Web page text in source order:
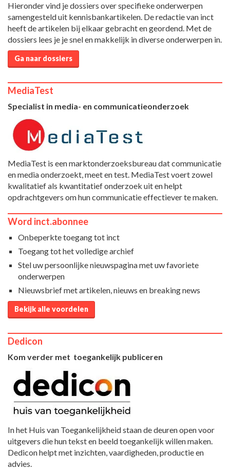
Hieronder vind je dossiers over specifieke onderwerpen
samengesteld uit kennisbankartikelen. De redactie van inct
heeft de artikelen bij elkaar gebracht en geordend. Met de
dossiers lees je je snel en makkelijk in diverse onderwerpen in.
Ga naar dossiers
MediaTest
Specialist in media- en communicatieonderzoek
MediaTest is een marktonderzoeksbureau dat communicatie
en media onderzoekt, meet en test. MediaTest voert zowel
kwalitatief als kwantitatief onderzoek uit en helpt
opdrachtgevers om hun communicatie effectiever te maken.
Word inct.abonnee
Onbeperkte toegang tot inct
Toegang tot het volledige archief
Stel uw persoonlijke nieuwspagina met uw favoriete
onderwerpen
Nieuwsbrief met artikelen, nieuws en breaking news
Bekijk alle voordelen
Dedicon
Kom verder met toegankelijk publiceren
In het Huis van Toegankelijkheid staan de deuren open voor
uitgevers die hun tekst en beeld toegankelijk willen maken.
Dedicon helpt met inzichten, vaardigheden, productie en
advies.